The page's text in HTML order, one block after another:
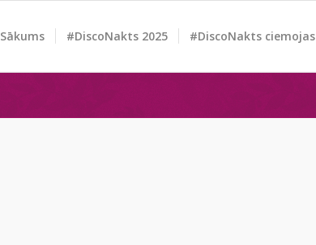
Sākums #DiscoNakts 2025 #DiscoNakts ciemojas